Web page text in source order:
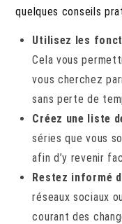
quelques conseils
Utilisez les
Cela vous
vous cherchez
sans perte de
Créez une liste
séries que vous
afin d’y revenir
Restez informé
réseaux sociaux
courant des